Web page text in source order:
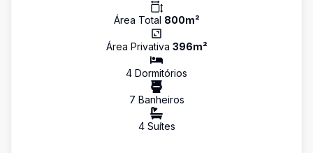
Área Total 800m²
Área Privativa 396m²
4 Dormitórios
7 Banheiros
4Suítes